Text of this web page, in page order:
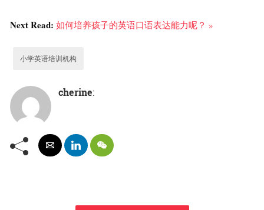
Next Read: 如何培养孩子的英语口语表达能力呢？ »
小学英语培训机构
cherine: